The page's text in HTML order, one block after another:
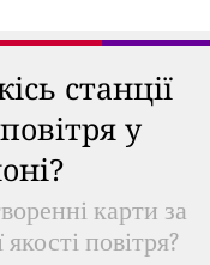
станції
у
карти за
повітря?